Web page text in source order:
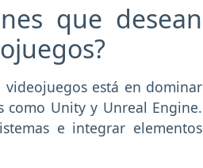
que desean
está en dominar
como Unity y Unreal Engine.
e integrar elementos